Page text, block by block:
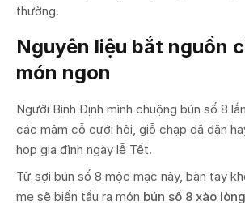
thường.
Nguyên liệu bắt nguồn
món ngon
Người Bình Định mình chuộng bún số 8
các mâm cỗ cưới hỏi, giỗ chạp dã dặn
họp gia đình ngày lễ Tết.
Từ sợi bún số 8 mộc mạc này, bàn tay
mẹ sẽ biến tấu ra món bún số 8 xào